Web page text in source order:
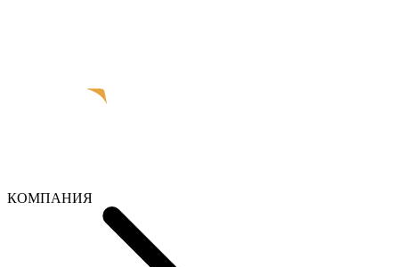
КОМПАНИЯ